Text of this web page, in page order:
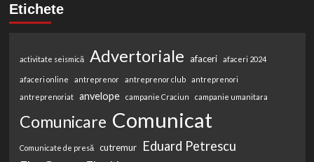
Etichete
activitate seismică Advertoriale afaceri afaceri 2024
afaceri online antreprenor antreprenor club
antreprenori
antreprenoriat
anvelope campanie Craciun campanie umanitara
Comunicare Comunicat
Comunicate de presă cutremur
Eduard Petrescu